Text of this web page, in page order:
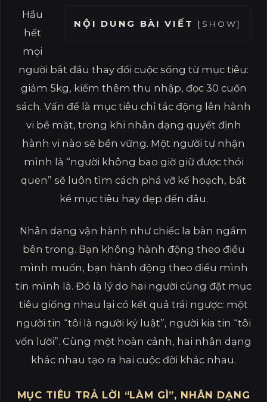
NỘI DUNG BÀI VIẾT [ SHOW]
Hầu
hết
mọi
người bắt đầu thay đổi cuộc sống từ mục tiêu:
giảm 5kg, kiếm thêm thu nhập, đọc 30 cuốn
sách. Vấn đề là mục tiêu chỉ tác động lên hành
vi bề mặt, trong khi nhân dạng quyết định
hành vi nào sẽ bền vững. Một người tự nhận
mình là “người không bao giờ giữ được thói
quen” sẽ luôn tìm cách phá vỡ kế hoạch, bất
kể mục tiêu hay đẹp đến đâu.
Nhân dạng vận hành như chiếc la bàn ngầm
bên trong. Bạn không hành động theo điều
mình muốn, bạn hành động theo điều mình
tin mình là. Đó là lý do hai người cùng đặt mục
tiêu giống nhau lại có kết quả trái ngược: một
người tin “tôi là người kỷ luật”, người kia tin “tôi
vốn lười”. Cùng một hoàn cảnh, hai nhân dạng
khác nhau tạo ra hai cuộc đời khác nhau.
MỤC TIÊU TRẢ LỜI “LÀM GÌ”, NHÂN DẠNG